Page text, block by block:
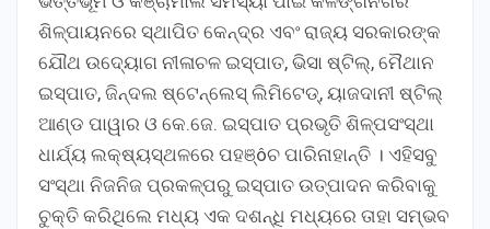
ଶିଳ୍ପାୟନରେ ସ୍ଥାପିତ କେନ୍ଦ୍ର ଏବଂ ରାଜ୍ୟ ସରକାରଙ୍କ
ଯୌଥ ଉଦ୍ୟୋଗ ନୀଳାଚଳ ଇସ୍ପାତ, ଭିସା ଷ୍ଟିଲ୍, ମୈଥାନ
ଇସ୍ପାତ, ଜିନ୍ଦଲ ଷ୍ଟେନ୍ଲେସ୍ ଲିମିଟେଡ୍, ୟାଜଦାନୀ ଷ୍ଟିଲ୍
ଆଣ୍ଡ ପାୱାର ଓ କେ.ଜେ. ଇସ୍ପାତ ପ୍ରଭୃତି ଶିଳ୍ପସଂସ୍ଥା
ଧାର୍ଯ୍ୟ ଲକ୍ଷ୍ୟସ୍ଥଳରେ ପହଞ୍ôଚ ପାରିନାହାନ୍ତି । ଏହିସବୁ
ସଂସ୍ଥା ନିଜନିଜ ପ୍ରକଳ୍ପରୁ ଇସ୍ପାତ ଉତ୍ପାଦନ କରିବାକୁ
ଚୁକ୍ତି କରିଥିଲେ ମଧ୍ୟ ଏକ ଦଶନ୍ଧି ମଧ୍ୟରେ ତାହା ସମ୍ଭବ